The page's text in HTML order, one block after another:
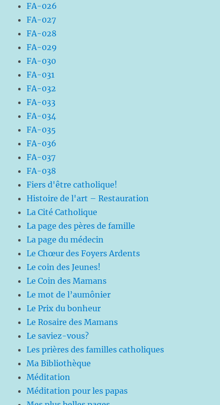
FA-026
FA-027
FA-028
FA-029
FA-030
FA-031
FA-032
FA-033
FA-034
FA-035
FA-036
FA-037
FA-038
Fiers d'être catholique!
Histoire de l'art – Restauration
La Cité Catholique
La page des pères de famille
La page du médecin
Le Chœur des Foyers Ardents
Le coin des Jeunes!
Le Coin des Mamans
Le mot de l’aumônier
Le Prix du bonheur
Le Rosaire des Mamans
Le saviez-vous?
Les prières des familles catholiques
Ma Bibliothèque
Méditation
Méditation pour les papas